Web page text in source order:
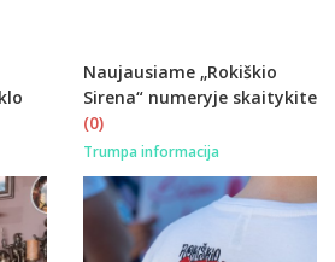
Naujausiame „Rokiškio
Sirena“ numeryje skaitykite
(0)
Trumpa informacija